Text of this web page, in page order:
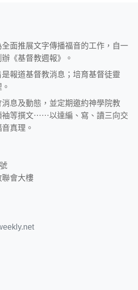
面推展文字傳播福音的工作，自一
《基督教週報》。
是報道基督教消息；培育基督徒靈
息及動態，並定期邀約神學院教
袖等撰文⋯⋯以達編、寫、讀三向交
真理。
會大樓